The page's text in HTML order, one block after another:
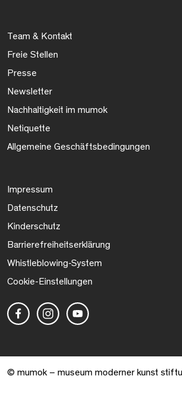
Team & Kontakt
Freie Stellen
Presse
Newsletter
Nachhaltigkeit im mumok
Netiquette
Allgemeine Geschäftsbedingungen
Impressum
Datenschutz
Kinderschutz
Barrierefreiheitserklärung
Whistleblowing-System
Cookie-Einstellungen
© mumok – museum moderner kunst